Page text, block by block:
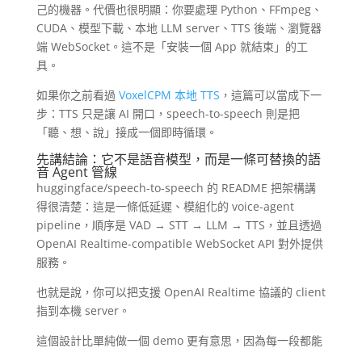
己的機器。代價也很明顯：你要處理 Python、FFmpeg、
CUDA、模型下載、本地 LLM server、TTS 後端、瀏覽器
端 WebSocket。這不是「安裝一個 App 就結束」的工
具。
如果你之前看過 VoxelCPM 本地 TTS ，這篇可以當成下一
步：TTS 只是讓 AI 開口，speech-to-speech 則是把
「聽、想、說」接成一個即時循環。
先講結論：它不是語音模型，而是一條可替換的語
音 Agent 管線
huggingface/speech-to-speech 的 README 把架構講
得很清楚：這是一條低延遲、模組化的 voice-agent
pipeline，順序是 VAD → STT → LLM → TTS，並且透過
OpenAI Realtime-compatible WebSocket API 對外提供
服務。
也就是說，你可以把支援 OpenAI Realtime 協議的 client
指到本機 server。
這個設計比單純做一個 demo 更有意思，因為每一段都能